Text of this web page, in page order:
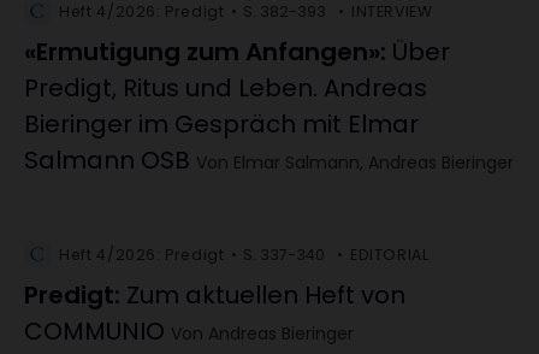
Heft 4/2026: Predigt S. 382-393 INTERVIEW
«Ermutigung zum Anfangen»: Über
Predigt, Ritus und Leben. Andreas
Bieringer im Gespräch mit Elmar
Salmann OSB Von Elmar Salmann, Andreas Bieringer
Heft 4/2026: Predigt S. 337-340 EDITORIAL
Predigt: Zum aktuellen Heft von
COMMUNIO Von Andreas Bieringer